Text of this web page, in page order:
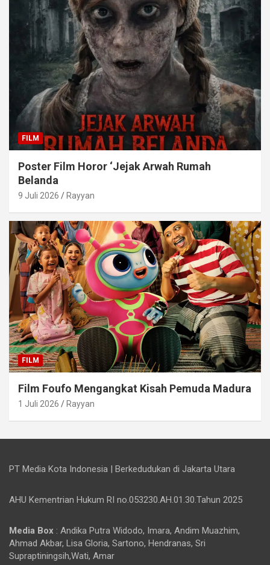
FILM
Poster Film Horor ‘Jejak Arwah Rumah
Belanda
9 Juli 2026 Rayyan
FILM
Film Foufo Mengangkat Kisah Pemuda Madura
1 Juli 2026 Rayyan
PT Media Kota Indonesia | Berkedudukan di Jakarta Utara
AHU Kementrian Hukum RI no.053230.AH.01.30.Tahun 2025
Media Box : Andika Putra Widodo, Imara, Andim Muazhim,
Ahmad Akbar, Lisa Gloria, Sartono, Hendranas, Sri
Supraptiningsih,Wati, Amar